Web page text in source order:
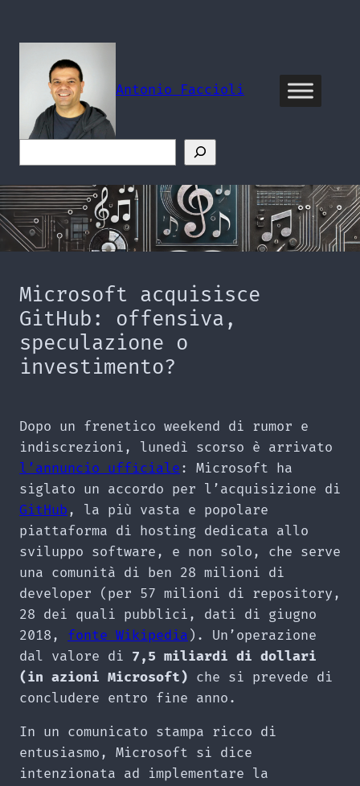
Antonio Faccioli
Microsoft acquisisce
GitHub: offensiva,
speculazione o
investimento?
Dopo un frenetico weekend di rumor e
indiscrezioni, lunedì scorso è arrivato
l’annuncio ufficiale : Microsoft ha
siglato un accordo per l’acquisizione di
GitHub , la più vasta e popolare
piattaforma di hosting dedicata allo
sviluppo software, e non solo, che serve
una comunità di ben 28 milioni di
developer (per 57 milioni di repository,
28 dei quali pubblici, dati di giugno
2018, fonte Wikipedia ). Un’operazione
dal valore di 7,5 miliardi di dollari
(in azioni Microsoft) che si prevede di
concludere entro fine anno.
In un comunicato stampa ricco di
entusiasmo, Microsoft si dice
intenzionata ad implementare la